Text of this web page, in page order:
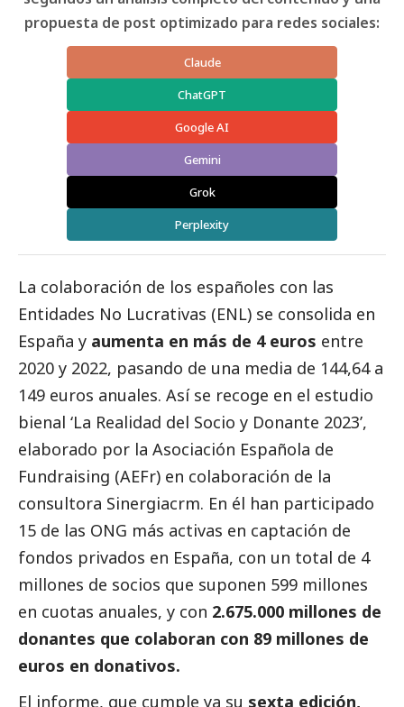
propuesta de post optimizado para redes sociales:
Claude
ChatGPT
Google AI
Gemini
Grok
Perplexity
La colaboración de los españoles con las
Entidades No Lucrativas (ENL) se consolida en
España y aumenta en más de 4 euros entre
2020 y 2022, pasando de una media de 144,64 a
149 euros anuales. Así se recoge en el estudio
bienal ‘La Realidad del Socio y Donante 2023’,
elaborado por la Asociación Española de
Fundraising (AEFr) en colaboración de la
consultora Sinergiacrm. En él han participado
15 de las ONG más activas en captación de
fondos privados en España, con un total de 4
millones de socios que suponen 599 millones
en cuotas anuales, y con 2.675.000 millones de
donantes que colaboran con 89 millones de
euros en donativos.
El informe, que cumple ya su sexta edición,